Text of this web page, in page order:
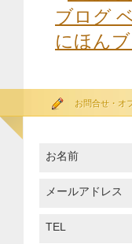
にほん
お問合せ・オ
お名前
メールアドレス
TEL